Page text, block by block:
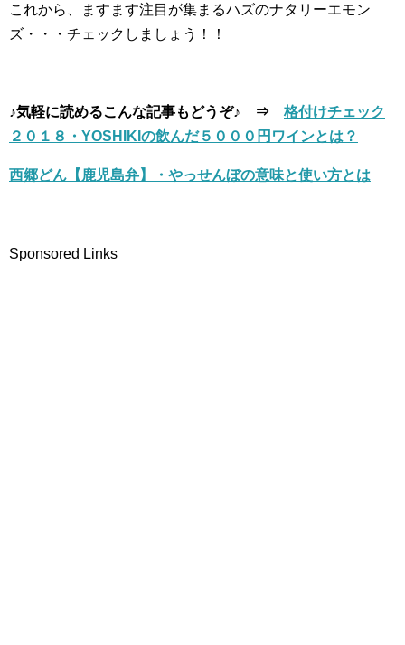
これから、ますます注目が集まるハズのナタリーエモン
ズ・・・チェックしましょう！！
♪気軽に読めるこんな記事もどうぞ♪ ⇒ 格付けチェック
２０１８・YOSHIKIの飲んだ５０００円ワインとは？
西郷どん【鹿児島弁】・やっせんぼの意味と使い方とは
Sponsored Links